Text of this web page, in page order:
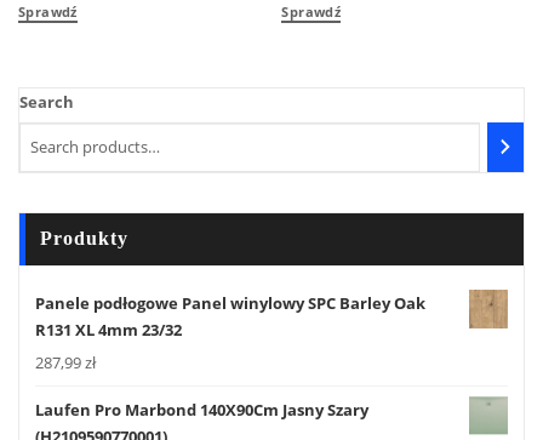
Sprawdź Sprawdź
Search
Produkty
Panele podłogowe Panel winylowy SPC Barley Oak
R131 XL 4mm 23/32
287,99zł
Laufen Pro Marbond 140X90Cm Jasny Szary